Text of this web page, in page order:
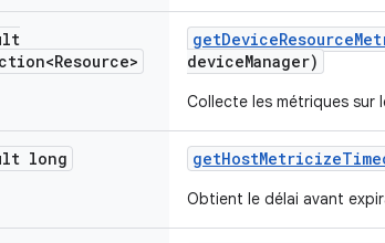
getDeviceResource
deviceManager)
Collecte les métriques sur
long getHostMetricize
Obtient le délai avant